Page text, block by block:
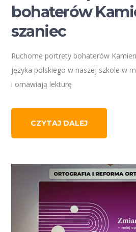
bohaterów
szaniec
Ruchome portrety bohaterów
języka polskiego w naszej szkole w
i omawiają lekturę
CZYTAJ DALEJ